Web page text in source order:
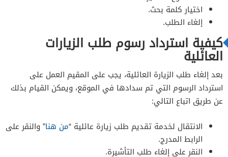
اختيار كلمة بحث.
إلغاء الطلب.
كيفية استرداد رسوم طلب الزيارات
العائلية
بعد إلغاء طلب الزيارة العائلية، يجب على المقيم العمل على
استرداد الرسوم التي تم سدادها في الموقع، ويمكن القيام بذلك
عن طريق اتباع التالي:
الانتقال لخدمة تقديم طلب زيارة عائلية “من هنا” والنقر على
الرابط المدرج.
النقر على إلغاء طلب التأشيرة.